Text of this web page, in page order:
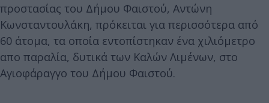
προστασίας του Δήμου Φαιστού, Αντώνη
Κωνσταντουλάκη, πρόκειται για περισσότερα από
60 άτομα, τα οποία εντοπίστηκαν ένα χιλιόμετρο
απο παραλία, δυτικά των Καλών Λιμένων, στο
Αγιοφάραγγο του Δήμου Φαιστού.